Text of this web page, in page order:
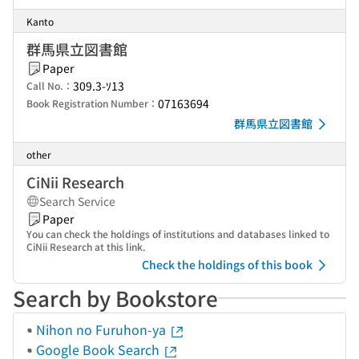
Kanto
群馬県立図書館
Paper
Call No.： 309.3-ｿ13
Book Registration Number： 07163694
群馬県立図書館
other
CiNii Research
Search Service
Paper
You can check the holdings of institutions and databases linked to
CiNii Research at this link.
Check the holdings of this book
Search by Bookstore
Nihon no Furuhon-ya
Google Book Search